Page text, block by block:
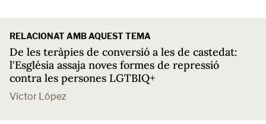
RELACIONAT AMB AQUEST TEMA
De les teràpies de conversió a les de castedat:
l'Església assaja noves formes de repressió
contra les persones LGTBIQ+
Víctor López